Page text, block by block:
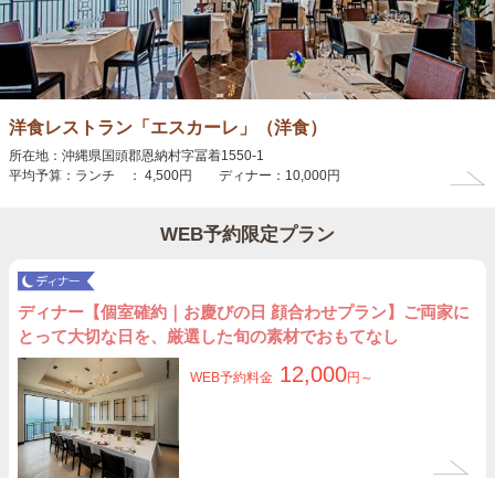
洋食レストラン「エスカーレ」（洋食）
所在地：沖縄県国頭郡恩納村字冨着1550-1
平均予算：ランチ ： 4,500円 ディナー：10,000円
WEB予約限定プラン
ディナー【個室確約｜お慶びの日 顔合わせプラン】ご両家に
とって大切な日を、厳選した旬の素材でおもてなし
WEB予約料金 12,000円～